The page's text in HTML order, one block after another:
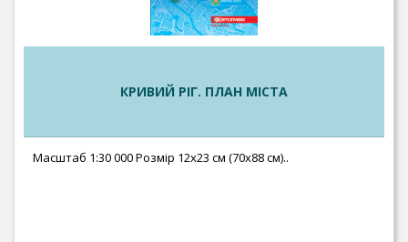
КРИВИЙ РІГ. ПЛАН МІСТА
Масштаб 1:30 000 Розмір 12х23 см (70х88 см)..